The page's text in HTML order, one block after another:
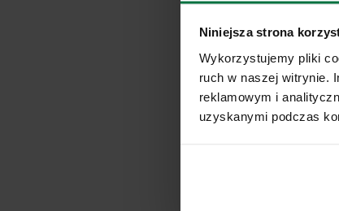
Niniejsza strona
Wykorzystujemy pliki
ruch w naszej witrynie.
reklamowym i
uzyskanymi podczas